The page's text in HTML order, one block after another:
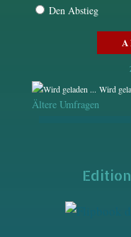
Den Abstieg
Wird
Ältere Umfragen